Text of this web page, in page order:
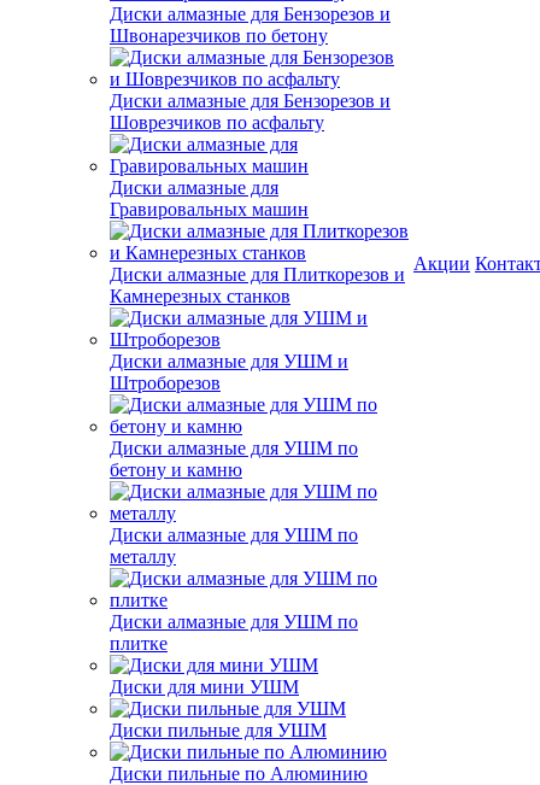
Диски алмазные для Бензорезов и
Швонарезчиков по бетону
Диски алмазные для Бензорезов и
Шоврезчиков по асфальту
Диски алмазные для
Гравировальных машин
Диски алмазные для Плиткорезов и
Камнерезных станков
Диски алмазные для УШМ и
Штроборезов
Диски алмазные для УШМ по
бетону и камню
Диски алмазные для УШМ по
металлу
Диски алмазные для УШМ по
плитке
Диски для мини УШМ
Диски пильные для УШМ
Диски пильные по Алюминию
Акции